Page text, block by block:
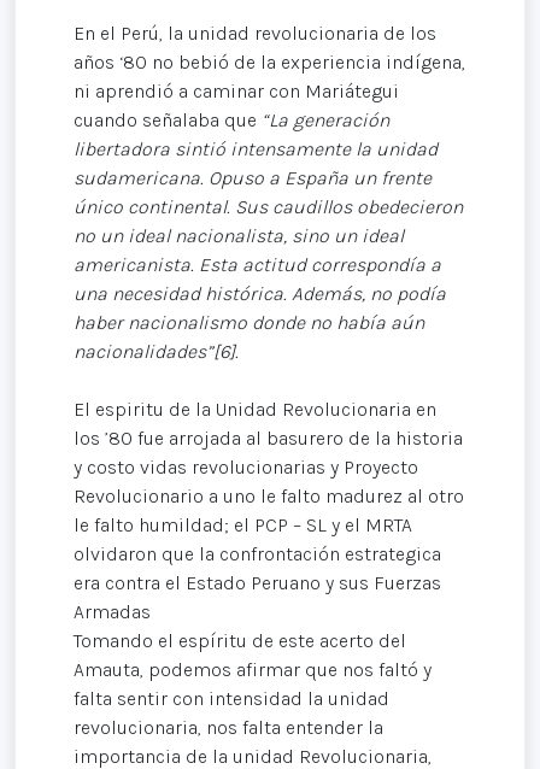
En el Perú, la unidad revolucionaria de los
años ‘80 no bebió de la experiencia indígena,
ni aprendió a caminar con Mariátegui
cuando señalaba que “La generación
libertadora sintió intensamente la unidad
sudamericana. Opuso a España un frente
único continental. Sus caudillos obedecieron
no un ideal nacionalista, sino un ideal
americanista. Esta actitud correspondía a
una necesidad histórica. Además, no podía
haber nacionalismo donde no había aún
nacionalidades”[6].
El espiritu de la Unidad Revolucionaria en
los ’80 fue arrojada al basurero de la historia
y costo vidas revolucionarias y Proyecto
Revolucionario a uno le falto madurez al otro
le falto humildad; el PCP – SL y el MRTA
olvidaron que la confrontación estrategica
era contra el Estado Peruano y sus Fuerzas
Armadas
Tomando el espíritu de este acerto del
Amauta, podemos afirmar que nos faltó y
falta sentir con intensidad la unidad
revolucionaria, nos falta entender la
importancia de la unidad Revolucionaria,